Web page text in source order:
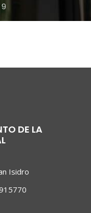
DE LA
Isidro